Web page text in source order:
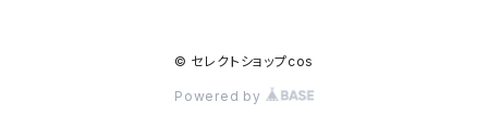
© セレクトショップcos
Powered by